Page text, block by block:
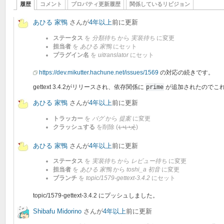
履歴 コメント プロパティ更新履歴 関係しているリビジョン
あひる 家鴨 さんが4年以上前に更新
ステータス を 分類待ち から 実装待ち に変更
担当者 を あひる 家鴨にセット
プラグイン名 を uitranslatorにセット
https://dev.mikutter.hachune.net/issues/1569 の対応の続きです。
gettext 3.4.2がリリースされ、依存関係に prime が追加されたのでこ
あひる 家鴨 さんが4年以上前に更新
トラッカー を バグから 提案に変更
クラッシュする を削除 (いいえ)
あひる 家鴨 さんが4年以上前に更新
ステータス を 実装待ち から レビュー待ち に変更
担当者 を あひる 家鴨から toshi_a 初音に変更
ブランチ を topic/1579-gettext-3.4.2 にセット
topic/1579-gettext-3.4.2 にプッシュしました。
Shibafu Midorino さんが4年以上前に更新